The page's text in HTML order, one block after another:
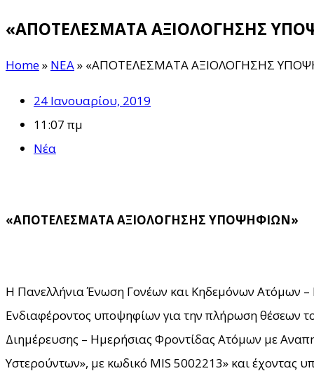
«ΑΠΟΤΕΛΕΣΜΑΤΑ ΑΞΙΟΛΟΓΗΣΗΣ
Home» ΝΕΑ» «ΑΠΟΤΕΛΕΣΜΑΤΑ ΑΞΙΟΛΟΓΗΣΗΣ
24 Ιανουαρίου, 2019
11:07 πμ
Νέα
«ΑΠΟΤΕΛΕΣΜΑΤΑ ΑΞΙΟΛΟΓΗΣΗΣ ΥΠΟΨΗΦΙΩΝ»
Η Πανελλήνια Ένωση Γονέων και Κηδεμόνων Ατόμων
Ενδιαφέροντος υποψηφίων για την πλήρωση θέσεων
Διημέρευσης – Ημερήσιας Φροντίδας Ατόμων με
Υστερούντων», με κωδικό MIS 5002213» και έχοντας